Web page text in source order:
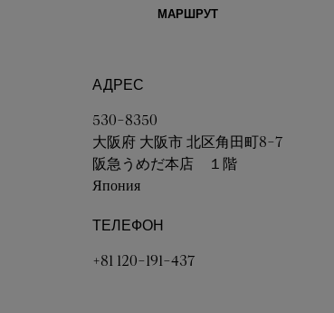
МАРШРУТ
АДРЕС
530-8350
大阪府 大阪市 北区角田町8-7
阪急うめだ本店 １階
Япония
ТЕЛЕФОН
+81 120-191-437